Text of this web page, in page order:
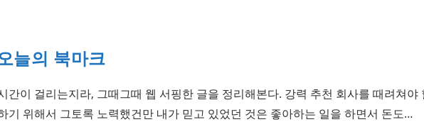
늘의 북마크
간이 걸리는지라, 그때그때 웹 서핑한 글을 정리해본다. 강력 추천 회사를 때려쳐야
기 위해서 그토록 노력했건만 내가 믿고 있었던 것은 좋아하는 일을 하면서 돈도…